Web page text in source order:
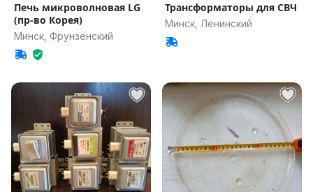
Печь микроволновая LG
(пр-во Корея)
Минск, Фрунзенский
Трансформаторы для СВЧ
Минск, Ленинский